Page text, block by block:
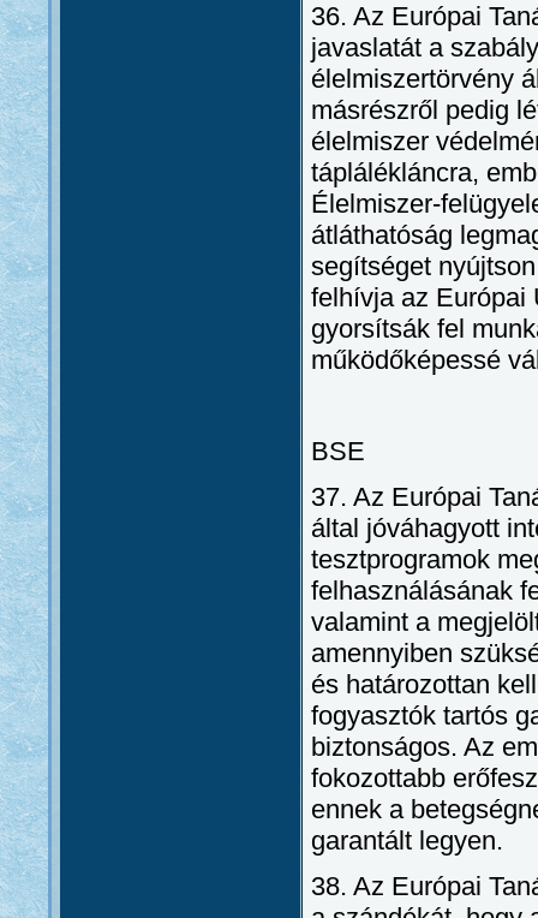
36. Az Európai
javaslatát a
élelmiszertörvény
másrészről pedig
élelmiszer
táplálékláncra,
Élelmiszer-
átláthatóság
segítséget
felhívja az Európai
gyorsítsák fel
működőképessé
BSE
37. Az Európai
által jóváhagyott
tesztprogramok
felhasználásának
valamint a
amennyiben
és határozottan
fogyasztók tartós
biztonságos. Az
fokozottabb
ennek a
garantált legyen.
38. Az Európai